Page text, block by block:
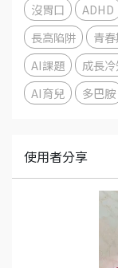
沒胃口
ADHD
長高陷阱
青
AI課題
成長
AI育兒
多巴胺
使用者分享